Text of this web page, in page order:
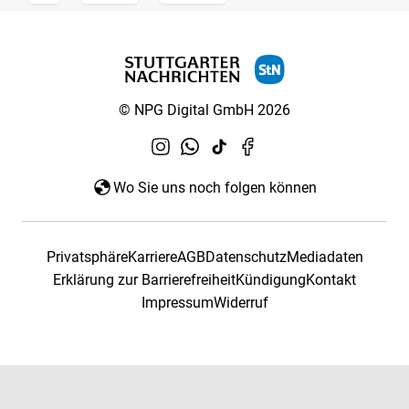
© NPG Digital GmbH 2026
Wo Sie uns noch folgen können
PrivatsphäreKarriereAGBDatenschutzMediadaten
Erklärung zur BarrierefreiheitKündigungKontakt
ImpressumWiderruf